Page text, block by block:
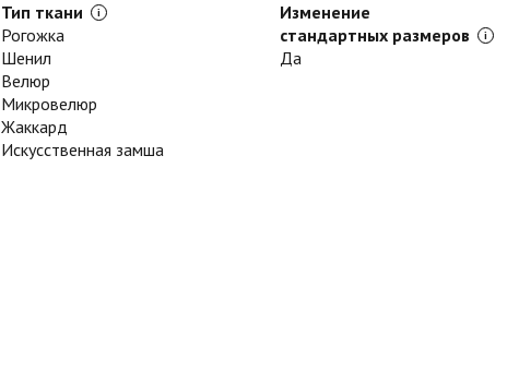
Тип ткани
Рогожка
Шенил
Велюр
Микровелюр
Жаккард
Искусственная замша
Изменение
стандартных размеров
Да